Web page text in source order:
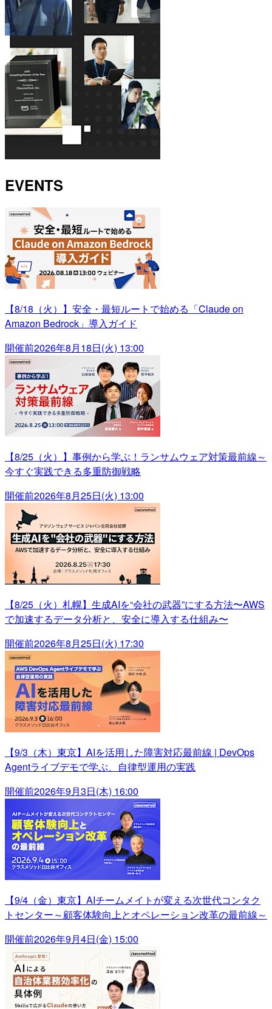
EVENTS
【8/18（火）】安全・最短ルートで始める「Claude on
Amazon Bedrock」導入ガイド
開催前2026年8月18日(火) 13:00
【8/25（火）】事例から学ぶ！ランサムウェア対策最前線～
今すぐ実践できる多重防御戦略
開催前2026年8月25日(火) 13:00
【8/25（火）札幌】生成AIを“会社の武器”にする方法〜AWS
で加速するデータ分析と、安全に導入する仕組み〜
開催前2026年8月25日(火) 17:30
【9/3（木）東京】AIを活用した障害対応最前線 | DevOps
Agentライブデモで学ぶ、自律型運用の実践
開催前2026年9月3日(木) 16:00
【9/4（金）東京】AIチームメイトが変える次世代コンタク
トセンター～顧客体験向上とオペレーション改革の最前線～
開催前2026年9月4日(金) 15:00